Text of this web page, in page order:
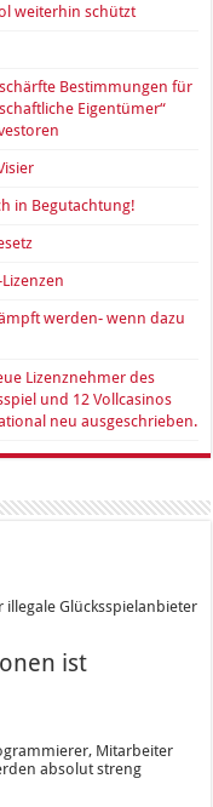
weiterhin schützt
Bestimmungen für
Eigentümer“
in Begutachtung!
werden- wenn dazu
Lizenznehmer des
und 12 Vollcasinos
neu ausgeschrieben.
Glücksspielanbieter
ist
Mitarbeiter
absolut streng